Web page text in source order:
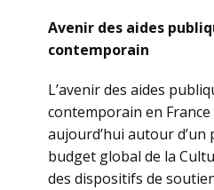
Avenir des aides
contemporain
L’avenir des aides
contemporain en France
aujourd’hui autour d’un
budget global de la
des dispositifs de